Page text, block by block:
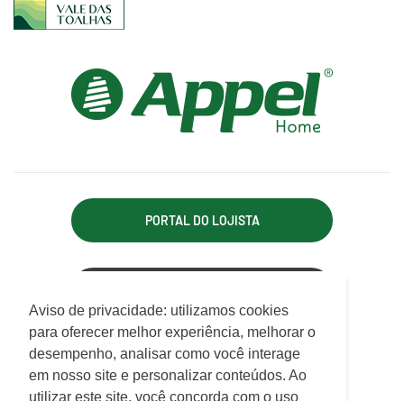
Utilizamos cookies para oferecer melhor
experiência, melhorar o desempenho, analisar
como você interage em nosso site e
personalizar conteúdo.
PORTAL DO LOJISTA
APPEL INDÚSTRIA TÊXTIL LTDA.
Rodovia Antônio Heil, km 21, 7.550 - Limoeiro
CEP 88352-502 - Brusque - SC
Aviso de privacidade: utilizamos cookies
para oferecer melhor experiência, melhorar o
desempenho, analisar como você interage
em nosso site e personalizar conteúdos. Ao
utilizar este site, você concorda com o uso